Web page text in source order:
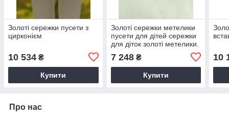
Золоті сережки пусети з
цирконієм
10 534 ₴
Купити
Золоті сережки метелики
пусети для дітей сережки
для діток золоті метелики.
7 248₴
Купити
10
Про нас